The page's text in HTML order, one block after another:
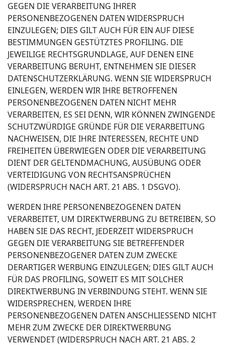
GEGEN DIE VERARBEITUNG IHRER
PERSONENBEZOGENEN DATEN WIDERSPRUCH
EINZULEGEN; DIES GILT AUCH FÜR EIN AUF DIESE
BESTIMMUNGEN GESTÜTZTES PROFILING. DIE
JEWEILIGE RECHTSGRUNDLAGE, AUF DENEN EINE
VERARBEITUNG BERUHT, ENTNEHMEN SIE DIESER
DATENSCHUTZERKLÄRUNG. WENN SIE WIDERSPRUCH
EINLEGEN, WERDEN WIR IHRE BETROFFENEN
PERSONENBEZOGENEN DATEN NICHT MEHR
VERARBEITEN, ES SEI DENN, WIR KÖNNEN ZWINGENDE
SCHUTZWÜRDIGE GRÜNDE FÜR DIE VERARBEITUNG
NACHWEISEN, DIE IHRE INTERESSEN, RECHTE UND
FREIHEITEN ÜBERWIEGEN ODER DIE VERARBEITUNG
DIENT DER GELTENDMACHUNG, AUSÜBUNG ODER
VERTEIDIGUNG VON RECHTSANSPRÜCHEN
(WIDERSPRUCH NACH ART. 21 ABS. 1 DSGVO).
WERDEN IHRE PERSONENBEZOGENEN DATEN
VERARBEITET, UM DIREKTWERBUNG ZU BETREIBEN, SO
HABEN SIE DAS RECHT, JEDERZEIT WIDERSPRUCH
GEGEN DIE VERARBEITUNG SIE BETREFFENDER
PERSONENBEZOGENER DATEN ZUM ZWECKE
DERARTIGER WERBUNG EINZULEGEN; DIES GILT AUCH
FÜR DAS PROFILING, SOWEIT ES MIT SOLCHER
DIREKTWERBUNG IN VERBINDUNG STEHT. WENN SIE
WIDERSPRECHEN, WERDEN IHRE
PERSONENBEZOGENEN DATEN ANSCHLIESSEND NICHT
MEHR ZUM ZWECKE DER DIREKTWERBUNG
VERWENDET (WIDERSPRUCH NACH ART. 21 ABS. 2